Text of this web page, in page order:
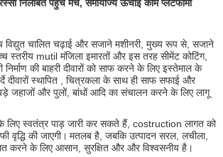
निलंबित पहुँच मंच, समायोज्य ऊंचाई काम प्लेटफार्मों
चालित चढ़ाई और सजाने मशीनरी, मुख्य रूप से, सजाने
स्तरीय mutil मंजिला इमारतों और इस तरह सीमेंट कोटिंग,
की बाहरी दीवारों को साफ करने के लिए इस्तेमाल के
दीवारों स्थापित , चित्रकला के साथ ही साफ सफाई और
जहाजों और पुलों, बांधों आदि का संचालन करने के लिए लागू
लिए स्वतंत्र पाड़ जारी कर सकते हैं, costruction लागत को
वृद्धि की जाएगी। मतलब है, जबकि उत्पादन सरल, लचीला,
करने के लिए आसान, सुरक्षित और और विश्वसनीय है।